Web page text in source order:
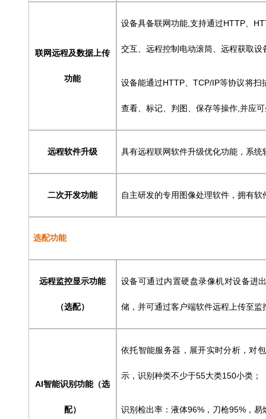
联网远程及数据上传
功能
设备具备联网功能,支持通过HTTP、
交互、远程控制电动滚筒、远程获取
设备能通过HTTP、TCP/IP等协议将
查看、标记、判图、保存等操作,并应
远程软件升级 具有远程联网软件升级优化功能，系
二次开发功能 自主研发的专用图像处理软件，拥有
选配功能
远程监控显示功能
（选配）
设备可通过内置硬盘录像机对设备进
储，并可通过客户端软件远程上传至
AI智能识别功能（选
配）
依托智能服务器，展开实时分析，对
示，识别种类不少于55大类150小类；
识别检出率：液体96%，刀枪95%，易